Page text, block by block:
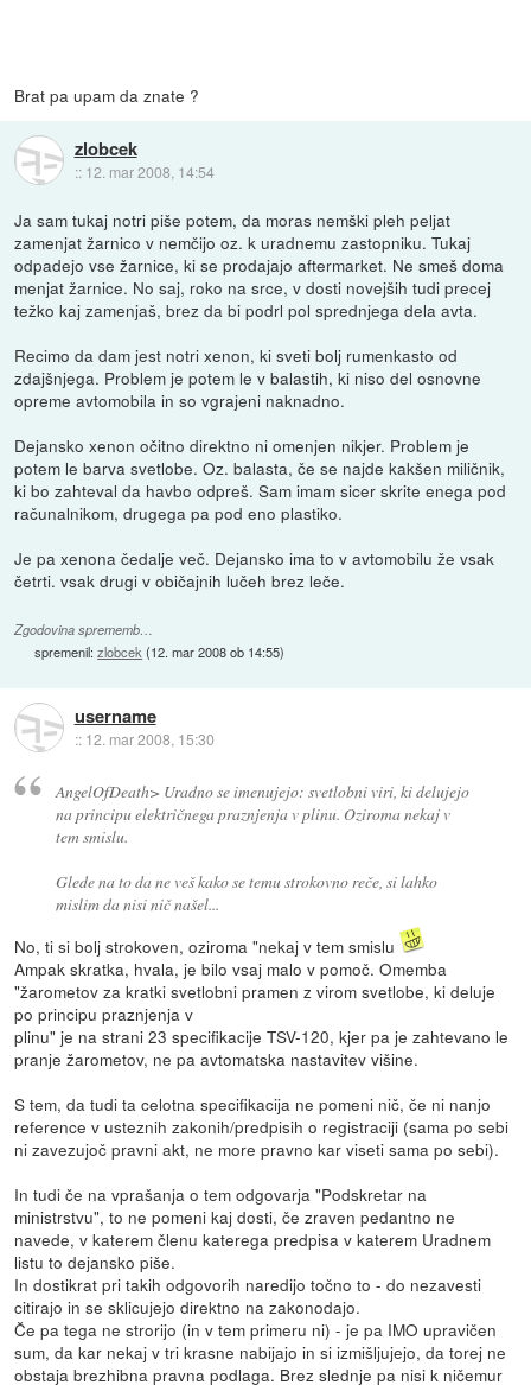
Brat pa upam da znate ?
zlobcek
:: 12. mar 2008, 14:54
Ja sam tukaj notri piše potem, da moras nemški pleh peljat
zamenjat žarnico v nemčijo oz. k uradnemu zastopniku. Tukaj
odpadejo vse žarnice, ki se prodajajo aftermarket. Ne smeš doma
menjat žarnice. No saj, roko na srce, v dosti novejših tudi precej
težko kaj zamenjaš, brez da bi podrl pol sprednjega dela avta.
Recimo da dam jest notri xenon, ki sveti bolj rumenkasto od
zdajšnjega. Problem je potem le v balastih, ki niso del osnovne
opreme avtomobila in so vgrajeni naknadno.
Dejansko xenon očitno direktno ni omenjen nikjer. Problem je
potem le barva svetlobe. Oz. balasta, če se najde kakšen miličnik,
ki bo zahteval da havbo odpreš. Sam imam sicer skrite enega pod
računalnikom, drugega pa pod eno plastiko.
Je pa xenona čedalje več. Dejansko ima to v avtomobilu že vsak
četrti. vsak drugi v običajnih lučeh brez leče.
Zgodovina sprememb…
spremenil:zlobcek (12. mar 2008 ob 14:55)
username
:: 12. mar 2008, 15:30
AngelOfDeath> Uradno se imenujejo: svetlobni viri, ki delujejo
na principu električnega praznjenja v plinu. Oziroma nekaj v
tem smislu.
Glede na to da ne veš kako se temu strokovno reče, si lahko
mislim da nisi nič našel...
No, ti si bolj strokoven, oziroma "nekaj v tem smislu
Ampak skratka, hvala, je bilo vsaj malo v pomoč. Omemba
"žarometov za kratki svetlobni pramen z virom svetlobe, ki deluje
po principu praznjenja v
plinu" je na strani 23 specifikacije TSV-120, kjer pa je zahtevano le
pranje žarometov, ne pa avtomatska nastavitev višine.
S tem, da tudi ta celotna specifikacija ne pomeni nič, če ni nanjo
reference v usteznih zakonih/predpisih o registraciji (sama po sebi
ni zavezujoč pravni akt, ne more pravno kar viseti sama po sebi).
In tudi če na vprašanja o tem odgovarja "Podskretar na
ministrstvu", to ne pomeni kaj dosti, če zraven pedantno ne
navede, v katerem členu katerega predpisa v katerem Uradnem
listu to dejansko piše.
In dostikrat pri takih odgovorih naredijo točno to - do nezavesti
citirajo in se sklicujejo direktno na zakonodajo.
Če pa tega ne strorijo (in v tem primeru ni) - je pa IMO upravičen
sum, da kar nekaj v tri krasne nabijajo in si izmišljujejo, da torej ne
obstaja brezhibna pravna podlaga. Brez slednje pa nisi k ničemur